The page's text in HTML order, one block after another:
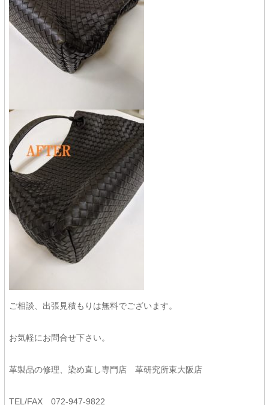
ご相談、出張見積もりは無料でございます。
お気軽にお問合せ下さい。
革製品の修理、染め直し専門店 革研究所東大阪店
TEL/FAX 072-947-9822